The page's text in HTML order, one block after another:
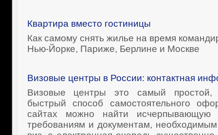
Квартира вместо гостиницы
Как самому снять жилье на время
Нью-Йорке, Париже, Берлине и Москве
Визовые центры в России: контактная
Визовые центры это самый
быстрый способ самостоятельного
сайтах можно найти
требованиям и документам,